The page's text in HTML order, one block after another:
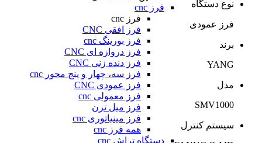
فرز cnc
فرز cnc
فرز افقی CNC
فرز بورینگ cnc
فرز دروازه ای CNC
فرز دنده زنی CNC
فرز سه، چهار و پنج محور cnc
فرز عمودی CNC
فرز معمولی cnc
فرز میل ترن
فرز مینیاتوری cnc
همه فرز cnc
دستگاه تراش cnc
نوع دستگاه
فرز عمودی
برند
YANG
مدل
SMV1000
سیستم کنترل